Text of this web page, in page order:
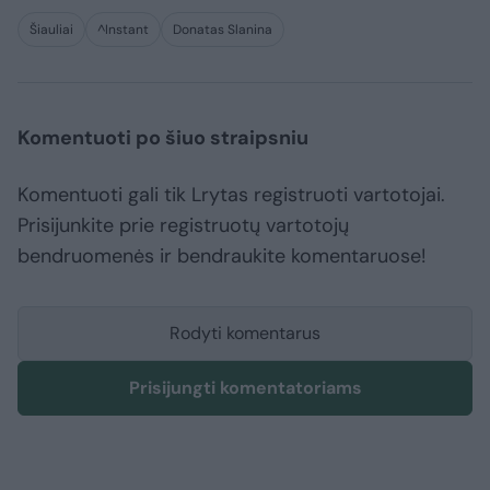
Šiauliai ^Instant Donatas Slanina
Komentuoti po šiuo straipsniu
Komentuoti gali tik Lrytas registruoti vartotojai.
Prisijunkite prie registruotų vartotojų
bendruomenės ir bendraukite komentaruose!
Rodyti komentarus
Prisijungti komentatoriams